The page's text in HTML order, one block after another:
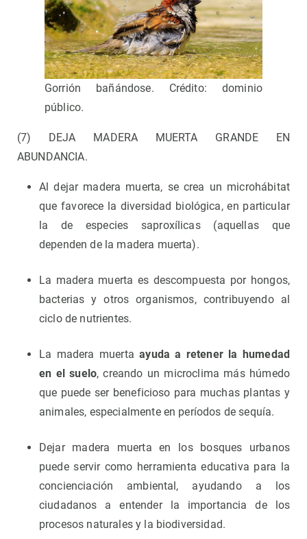
Gorrión bañándose. Crédito: dominio
público.
(7) DEJA MADERA MUERTA GRANDE EN
ABUNDANCIA.
Al dejar madera muerta, se crea un microhábitat
que favorece la diversidad biológica, en particular
la de especies saproxílicas (aquellas que
dependen de la madera muerta).
La madera muerta es descompuesta por hongos,
bacterias y otros organismos, contribuyendo al
ciclo de nutrientes.
La madera muertaayuda a retener la humedad
en el suelo, creando un microclima más húmedo
que puede ser beneficioso para muchas plantas y
animales, especialmente en períodos de sequía.
Dejar madera muerta en los bosques urbanos
puede servir como herramienta educativa para la
concienciación ambiental, ayudando a los
ciudadanos a entender la importancia de los
procesos naturales y la biodiversidad.